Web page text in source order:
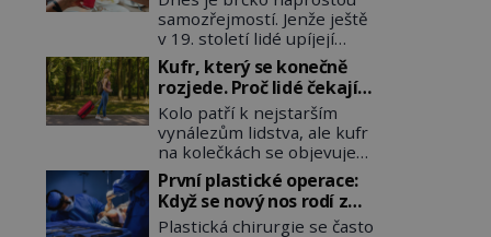
samozřejmostí. Jenže ještě
v 19. století lidé upíjejí
limonády i koktejly dutými
stébly žita nebo žitné
slámy. Fungují sice dobře,
mají ale jednu
nepříjemnou vlastnost po
chvíli se rozmáčejí a nápoji
dodávají travnatou příchuť.
Právě tahle drobná
nepříjemnost přivede
Kufr, který se konečně
rozjede. Proč lidé čekají
na kolečka téměř pět
tisíc let?
Kolo patří k nejstarším
vynálezům lidstva, ale kufr
na kolečkách se objevuje
až ve 20. století. Po tisíce
let lidé vláčejí těžká
zavazadla v rukou, na
zádech nebo je nakládají
První plastické operace:
Když se nový nos rodí z
kůže na tváři
Plastická chirurgie se často